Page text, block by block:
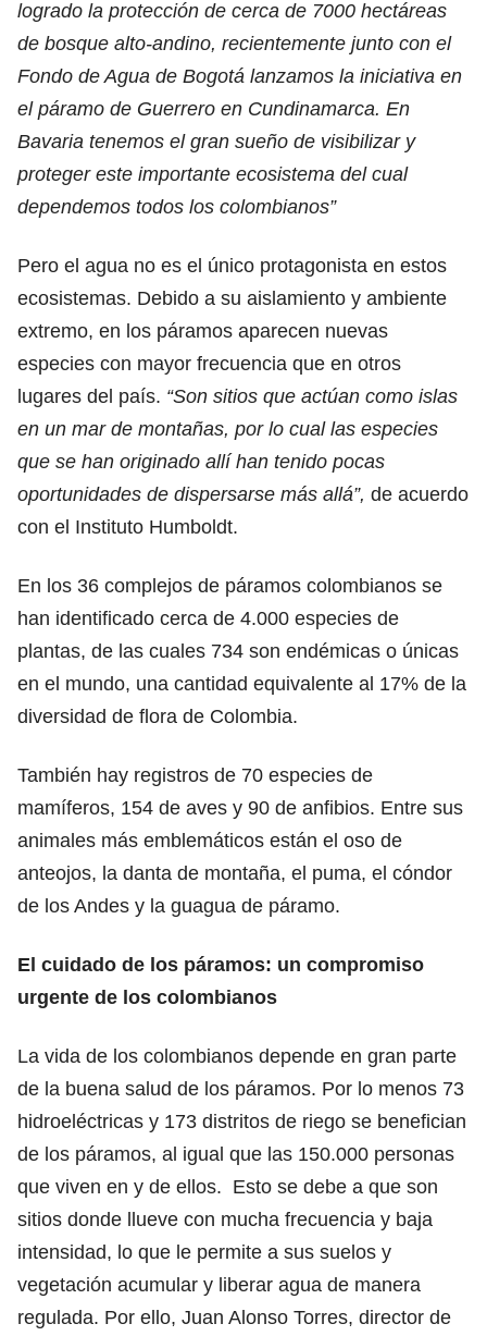
logrado la protección de cerca de 7000 hectáreas
de bosque alto-andino, recientemente junto con el
Fondo de Agua de Bogotá lanzamos la iniciativa en
el páramo de Guerrero en Cundinamarca. En
Bavaria tenemos el gran sueño de visibilizar y
proteger este importante ecosistema del cual
dependemos todos los colombianos”
Pero el agua no es el único protagonista en estos
ecosistemas. Debido a su aislamiento y ambiente
extremo, en los páramos aparecen nuevas
especies con mayor frecuencia que en otros
lugares del país. “Son sitios que actúan como islas
en un mar de montañas, por lo cual las especies
que se han originado allí han tenido pocas
oportunidades de dispersarse más allá”, de acuerdo
con el Instituto Humboldt.
En los 36 complejos de páramos colombianos se
han identificado cerca de 4.000 especies de
plantas, de las cuales 734 son endémicas o únicas
en el mundo, una cantidad equivalente al 17% de la
diversidad de flora de Colombia.
También hay registros de 70 especies de
mamíferos, 154 de aves y 90 de anfibios. Entre sus
animales más emblemáticos están el oso de
anteojos, la danta de montaña, el puma, el cóndor
de los Andes y la guagua de páramo.
El cuidado de los páramos: un compromiso
urgente de los colombianos
La vida de los colombianos depende en gran parte
de la buena salud de los páramos. Por lo menos 73
hidroeléctricas y 173 distritos de riego se benefician
de los páramos, al igual que las 150.000 personas
que viven en y de ellos. Esto se debe a que son
sitios donde llueve con mucha frecuencia y baja
intensidad, lo que le permite a sus suelos y
vegetación acumular y liberar agua de manera
regulada. Por ello, Juan Alonso Torres, director de